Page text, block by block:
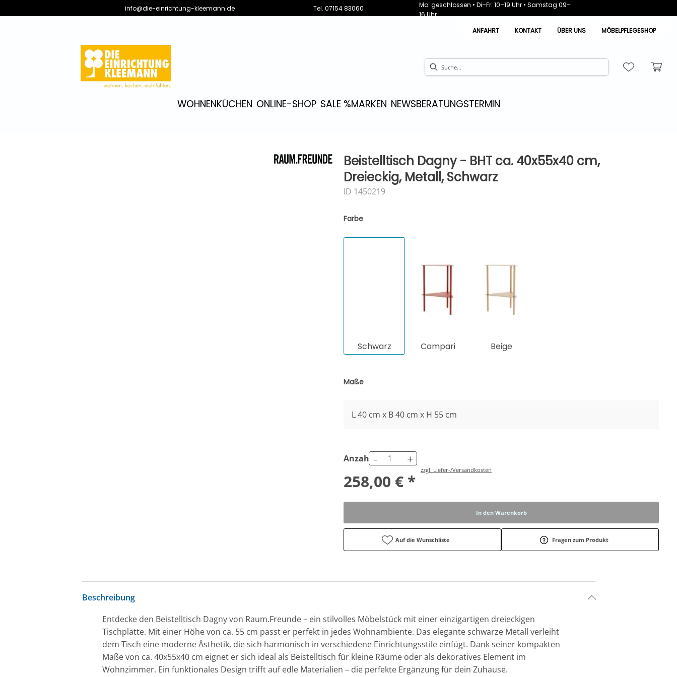
info@die-einrichtung-kleemann.de Tel. 07154 83060
Mo: geschlossen • Di–Fr: 10–19 Uhr • Samstag 09–
16 Uhr
ANFAHRT
KONTAKT ÜBER UNS MÖBELPFLEGESHOP
WOHNENKÜCHEN ONLINE-SHOP SALE %MARKEN NEWSBERATUNGSTERMIN
Beistelltisch Dagny - BHT ca. 40x55x40 cm,
Dreieckig, Metall, Schwarz
ID 1450219
Farbe
Schwarz Campari Beige
Maße
L 40 cm x B 40 cm x H 55 cm
Anzahl - +
258,00 € *
zzgl. Liefer-/Versandkosten
In den Warenkorb
Auf die Wunschliste Fragen zum Produkt
Beschreibung
Entdecke den Beistelltisch Dagny von Raum.Freunde – ein stilvolles Möbelstück mit einer einzigartigen dreieckigen
Tischplatte. Mit einer Höhe von ca. 55 cm passt er perfekt in jedes Wohnambiente. Das elegante schwarze Metall verleiht
dem Tisch eine moderne Ästhetik, die sich harmonisch in verschiedene Einrichtungsstile einfügt. Dank seiner kompakten
Maße von ca. 40x55x40 cm eignet er sich ideal als Beistelltisch für kleine Räume oder als dekoratives Element im
Wohnzimmer. Ein funktionales Design trifft auf edle Materialien – die perfekte Ergänzung für dein Zuhause.